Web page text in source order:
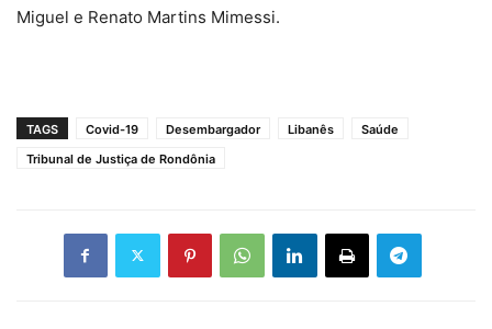
Miguel e Renato Martins Mimessi.
TAGS Covid-19 Desembargador Libanês
Saúde
Tribunal de Justiça de Rondônia